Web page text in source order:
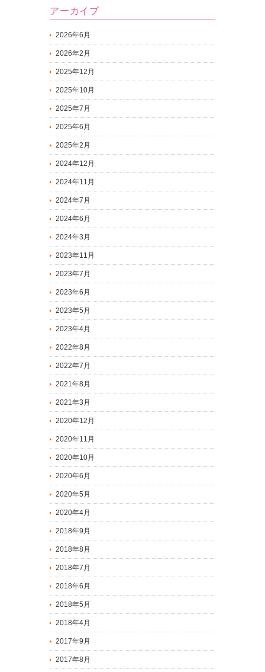
アーカイブ
2026年6月
2026年2月
2025年12月
2025年10月
2025年7月
2025年6月
2025年2月
2024年12月
2024年11月
2024年7月
2024年6月
2024年3月
2023年11月
2023年7月
2023年6月
2023年5月
2023年4月
2022年8月
2022年7月
2021年8月
2021年3月
2020年12月
2020年11月
2020年10月
2020年6月
2020年5月
2020年4月
2018年9月
2018年8月
2018年7月
2018年6月
2018年5月
2018年4月
2017年9月
2017年8月